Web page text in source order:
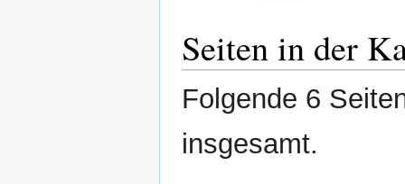
Seiten in der
Folgende 6
insgesamt.